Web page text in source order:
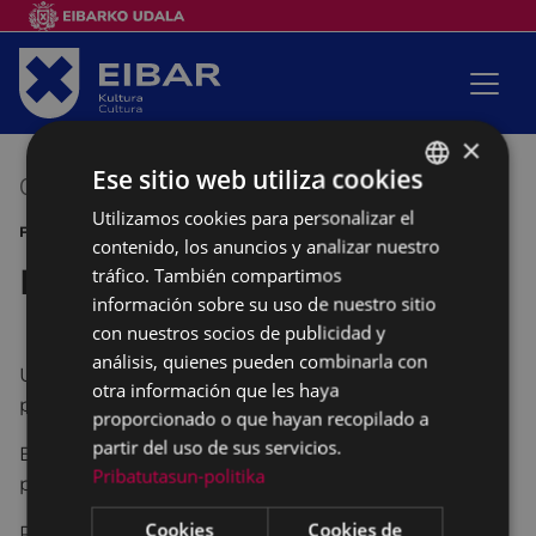
07/11/2015 17:30- 19:30
FAMILIA
Kirola familian
Un espacio para jugar entre niños/as y
padres/madres.
El servicio está gestionado por los/as
padres/madres.
BASQUE
SPANISH
×
Ese sitio web utiliza cookies
Utilizamos cookies para personalizar el
contenido, los anuncios y analizar nuestro
tráfico. También compartimos
información sobre su uso de nuestro sitio
con nuestros socios de publicidad y
análisis, quienes pueden combinarla con
otra información que les haya
proporcionado o que hayan recopilado a
partir del uso de sus servicios.
Pribatutasun-politika
Cookies
Cookies de